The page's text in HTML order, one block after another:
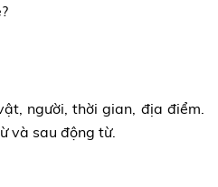
người, thời gian, địa điểm.
và sau động từ.